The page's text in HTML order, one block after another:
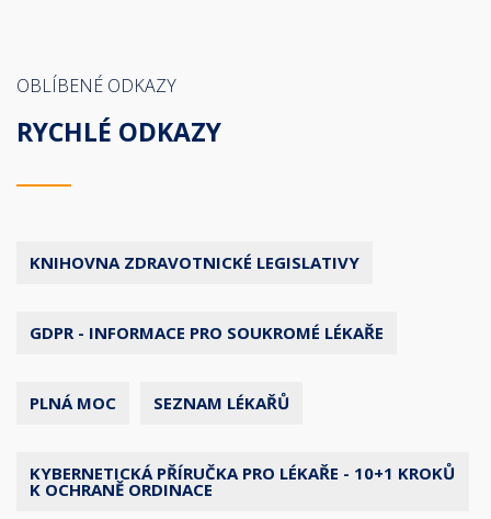
OBLÍBENÉ ODKAZY
RYCHLÉ ODKAZY
KNIHOVNA ZDRAVOTNICKÉ LEGISLATIVY
GDPR - INFORMACE PRO SOUKROMÉ LÉKAŘE
PLNÁ MOC SEZNAM LÉKAŘŮ
KYBERNETICKÁ PŘÍRUČKA PRO LÉKAŘE - 10+1 KROKŮ
K OCHRANĚ ORDINACE